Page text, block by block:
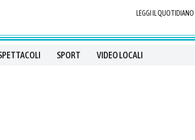
LEGGI IL QUOTIDIANO
SPORT VIDEO LOCALI